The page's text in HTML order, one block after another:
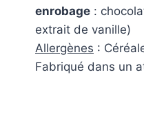
enrobage :
extrait de vanille)
Allergènes :
Fabriqué dans un